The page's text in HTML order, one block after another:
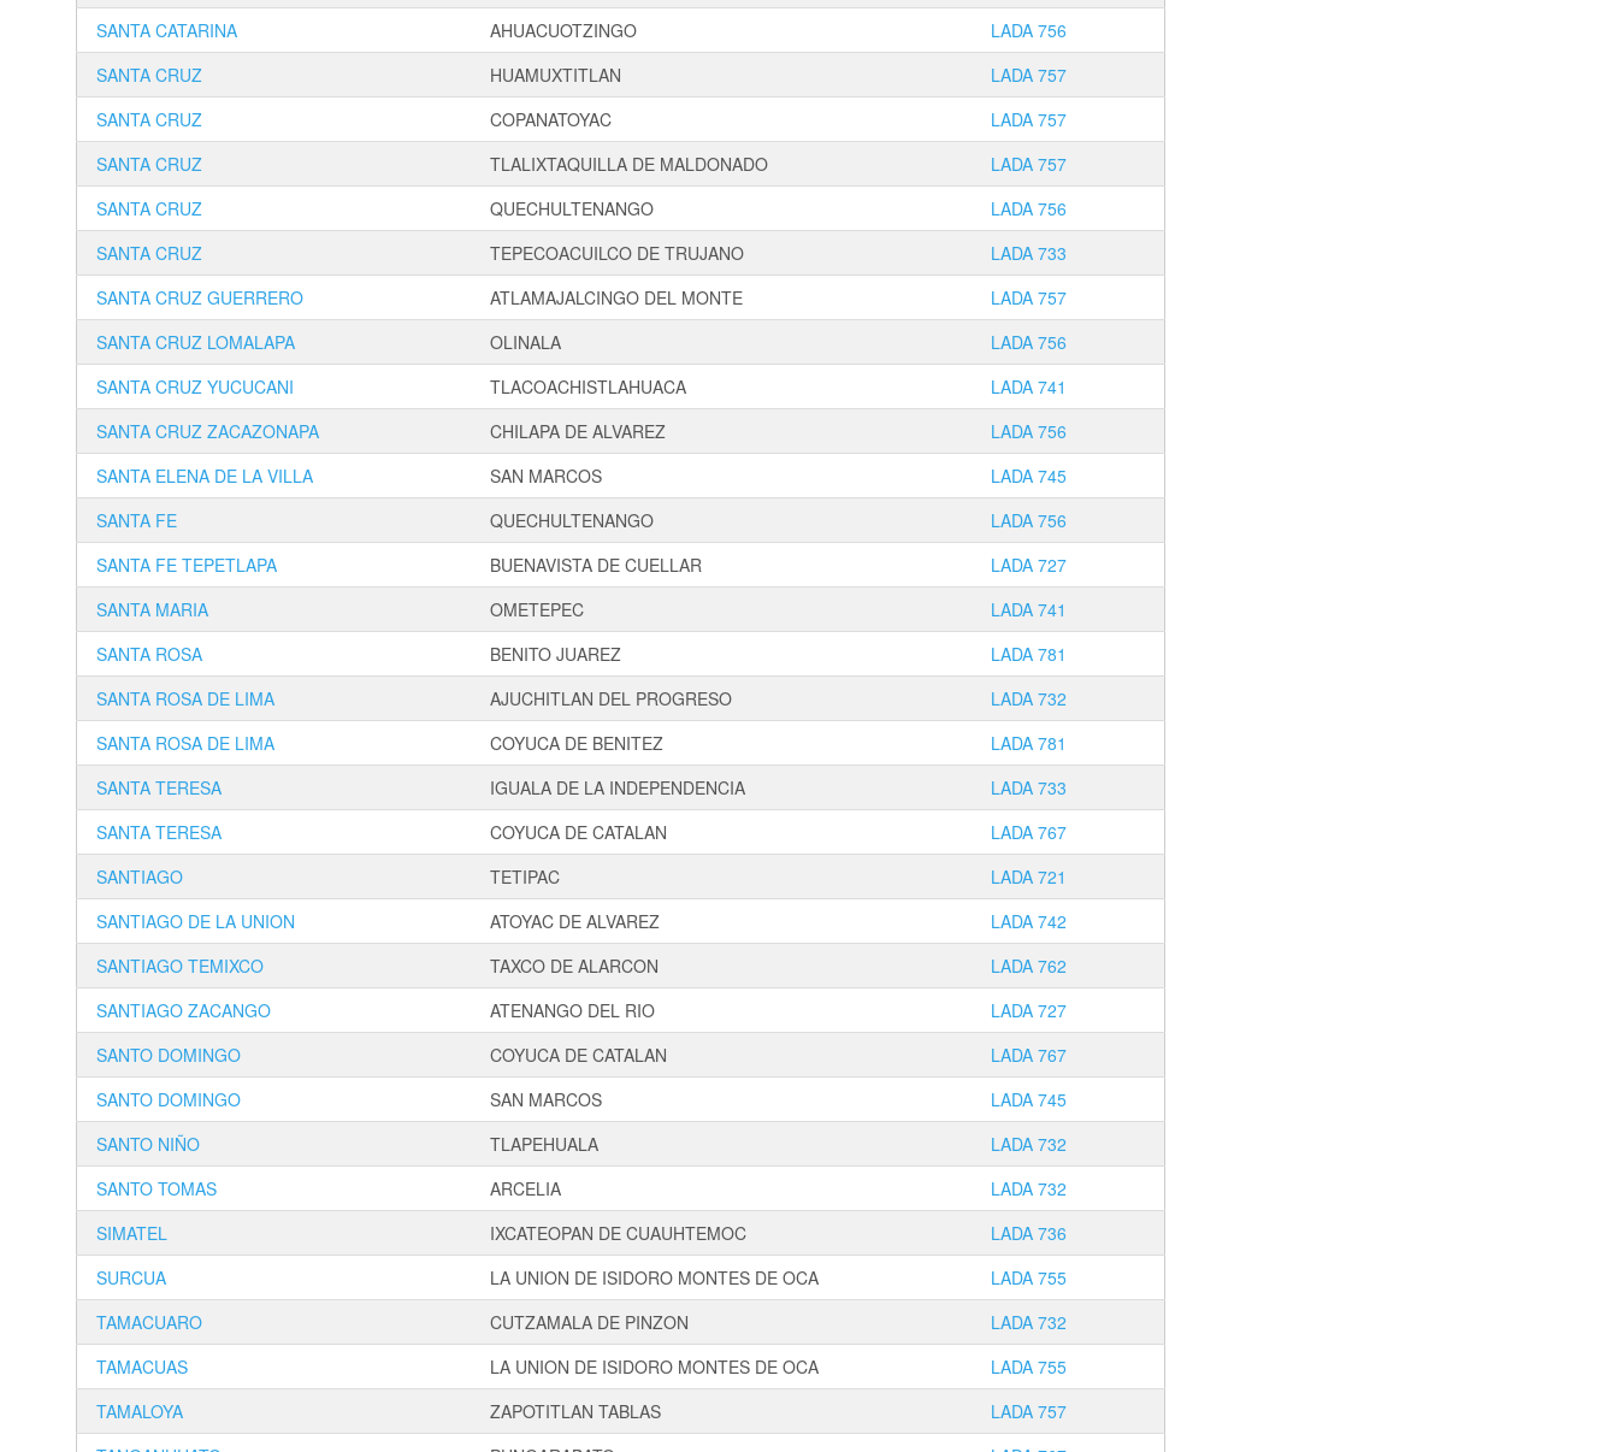
SANTA CATARINA
AHUACUOTZINGO
LADA 756
SANTA CRUZ
HUAMUXTITLAN
LADA 757
SANTA CRUZ
COPANATOYAC
LADA 757
SANTA CRUZ
TLALIXTAQUILLA DE MALDONADO
LADA 757
SANTA CRUZ
QUECHULTENANGO
LADA 756
SANTA CRUZ
TEPECOACUILCO DE TRUJANO
LADA 733
SANTA CRUZ GUERRERO
ATLAMAJALCINGO DEL MONTE
LADA 757
SANTA CRUZ LOMALAPA
OLINALA
LADA 756
SANTA CRUZ YUCUCANI
TLACOACHISTLAHUACA
LADA 741
SANTA CRUZ ZACAZONAPA
CHILAPA DE ALVAREZ
LADA 756
SANTA ELENA DE LA VILLA
SAN MARCOS
LADA 745
SANTA FE
QUECHULTENANGO
LADA 756
SANTA FE TEPETLAPA
BUENAVISTA DE CUELLAR
LADA 727
SANTA MARIA
OMETEPEC
LADA 741
SANTA ROSA
BENITO JUAREZ
LADA 781
SANTA ROSA DE LIMA
AJUCHITLAN DEL PROGRESO
LADA 732
SANTA ROSA DE LIMA
COYUCA DE BENITEZ
LADA 781
SANTA TERESA
IGUALA DE LA INDEPENDENCIA
LADA 733
SANTA TERESA
COYUCA DE CATALAN
LADA 767
SANTIAGO
TETIPAC
LADA 721
SANTIAGO DE LA UNION
ATOYAC DE ALVAREZ
LADA 742
SANTIAGO TEMIXCO
TAXCO DE ALARCON
LADA 762
SANTIAGO ZACANGO
ATENANGO DEL RIO
LADA 727
SANTO DOMINGO
COYUCA DE CATALAN
LADA 767
SANTO DOMINGO
SAN MARCOS
LADA 745
SANTO NIÑO
TLAPEHUALA
LADA 732
SANTO TOMAS
ARCELIA
LADA 732
SIMATEL
IXCATEOPAN DE CUAUHTEMOC
LADA 736
SURCUA
LA UNION DE ISIDORO MONTES DE OCA
LADA 755
TAMACUARO
CUTZAMALA DE PINZON
LADA 732
TAMACUAS
LA UNION DE ISIDORO MONTES DE OCA
LADA 755
TAMALOYA
ZAPOTITLAN TABLAS
LADA 757